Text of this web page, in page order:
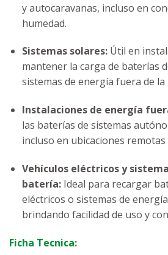
y autocaravanas, incluso en
humedad.
Sistemas solares:Útil en
mantener la carga de baterías
sistemas de energía fuera de la
Instalaciones de energía
las baterías de sistemas
incluso en ubicaciones remotas
Vehículos eléctricos y
batería:Ideal para recargar
eléctricos o sistemas de
brindando facilidad de uso y
Ficha Tecnica: